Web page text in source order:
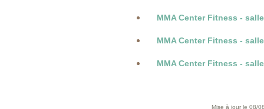
MMA Center Fitness -
MMA Center Fitness -
MMA Center Fitness -
Mise à jour le 08/